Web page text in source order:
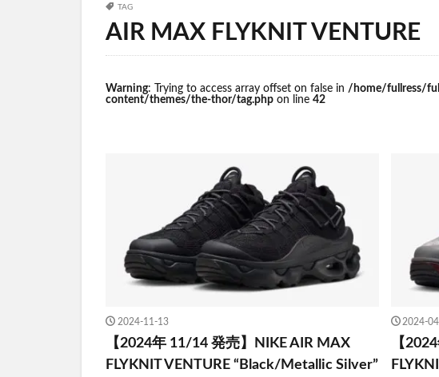
TAG
AIR MAX FLYKNIT VENTURE
Warning: Trying to access array offset on false in /home/fullress/
content/themes/the-thor/tag.php on line 42
2024-11-13
【2024年 11/14 発売】NIKE AIR MAX
FLYKNIT VENTURE “Black/Metallic Silver”
2024-
【